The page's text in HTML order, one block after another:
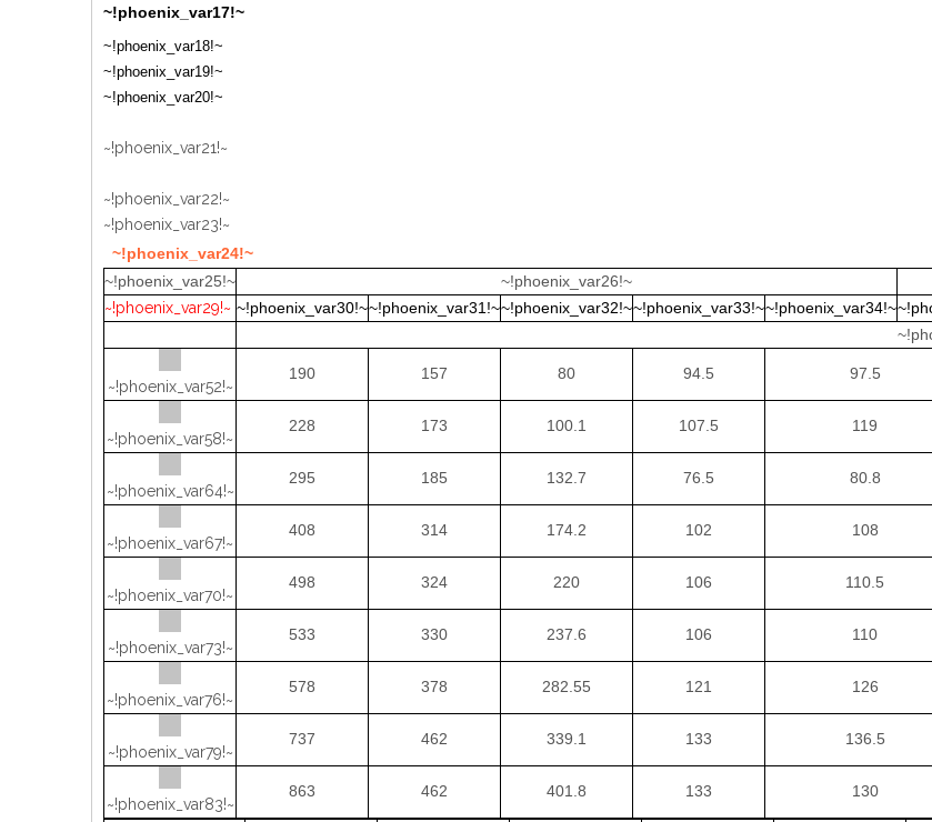
~!phoenix_var17!~
~!phoenix_var18!~
~!phoenix_var19!~
~!phoenix_var20!~
~!phoenix_var21!~
~!phoenix_var22!~
~!phoenix_var23!~
~!phoenix_var24!~
~!phoenix_var25!~
~!phoenix_var26!~
~!phoenix_var29!~ ~!phoenix_var30!~~!phoenix_var31!~~!phoenix_var32!~~!phoenix_var33!~~!phoenix_var34!~
~!phoenix_var52!~
190 157 80 94.5 97.5
~!phoenix_var58!~
228 173 100.1 107.5 119
~!phoenix_var64!~
295 185 132.7 76.5 80.8
~!phoenix_var67!~
408 314 174.2 102 108
~!phoenix_var70!~
498 324 220 106 110.5
~!phoenix_var73!~
533 330 237.6 106 110
~!phoenix_var76!~
578 378 282.55 121 126
~!phoenix_var79!~
737 462 339.1 133 136.5
~!phoenix_var83!~
863 462 401.8 133 130